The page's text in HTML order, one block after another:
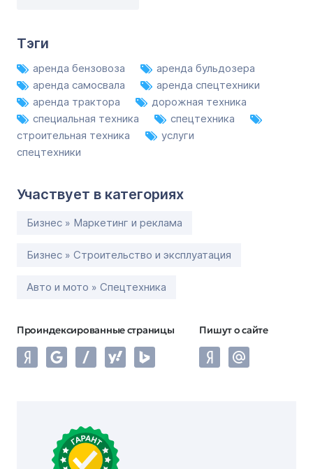
Тэги
аренда бензовоза
аренда бульдозера
аренда самосвала
аренда спецтехники
аренда трактора
дорожная техника
специальная техника
спецтехника
строительная техника
услуги
спецтехники
Участвует в категориях
Бизнес » Маркетинг и реклама
Бизнес » Строительство и эксплуатация
Авто и мото » Спецтехника
Проиндексированные страницы Пишут о сайте